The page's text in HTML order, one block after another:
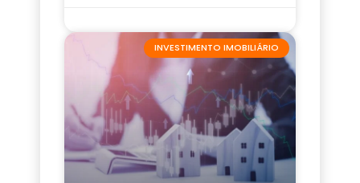
INVESTIMENTO IMOBILIÁRIO